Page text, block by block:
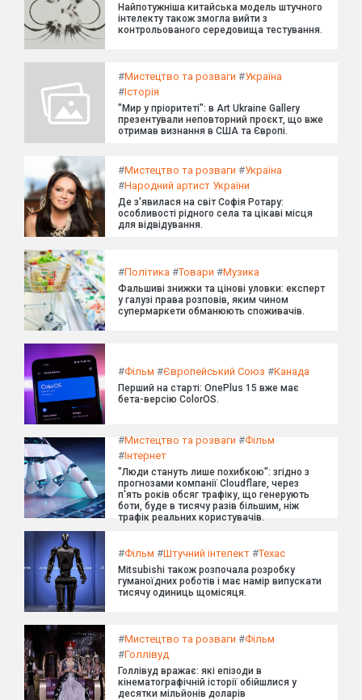
Найпотужніша китайська модель штучного
інтелекту також змогла вийти з
контрольованого середовища тестування.
#Мистецтво та розваги #Україна
#Історія
"Мир у пріоритеті": в Art Ukraine Gallery
презентували неповторний проєкт, що вже
отримав визнання в США та Європі.
#Мистецтво та розваги #Україна
#Народний артист України
Де з'явилася на світ Софія Ротару:
особливості рідного села та цікаві місця
для відвідування.
#Політика #Товари #Музика
Фальшиві знижки та цінові уловки: експерт
у галузі права розповів, яким чином
супермаркети обманюють споживачів.
#Фільм #Європейський Союз #Канада
Перший на старті: OnePlus 15 вже має
бета-версію ColorOS.
#Мистецтво та розваги #Фільм
#Інтернет
"Люди стануть лише похибкою": згідно з
прогнозами компанії Cloudflare, через
п'ять років обсяг трафіку, що генерують
боти, буде в тисячу разів більшим, ніж
трафік реальних користувачів.
#Фільм #Штучний інтелект #Техас
Mitsubishi також розпочала розробку
гуманоїдних роботів і має намір випускати
тисячу одиниць щомісяця.
#Мистецтво та розваги #Фільм
#Голлівуд
Голлівуд вражає: які епізоди в
кінематографічній історії обійшлися у
десятки мільйонів доларів